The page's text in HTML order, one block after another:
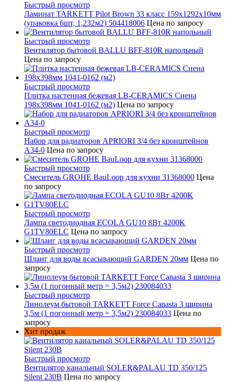
Быстрый просмотр
Ламинат TARKETT Pilot Brown 33 класс 159х1292х10мм
(упаковка 6шт, 1,232м2) 504418006 Цена по запросу
Быстрый просмотр
Вентилятор бытовой BALLU BFF-810R напольный
Цена по запросу
Быстрый просмотр
Плитка настенная бежевая LB-CERAMICS Сиена
198x398мм 1041-0162 (м2) Цена по запросу
Быстрый просмотр
Набор для радиаторов APRIORI 3/4 без кронштейнов
A34-0 Цена по запросу
Быстрый просмотр
Смеситель GROHE BauLoop для кухни 31368000 Цена
по запросу
Быстрый просмотр
Лампа светодиодная ECOLA GU10 8Вт 4200K
G1TV80ELC Цена по запросу
Быстрый просмотр
Шланг для воды всасывающий GARDEN 20мм Цена по
запросу
Быстрый просмотр
Линолеум бытовой TARKETT Force Canasta 3 ширина
3,5м (1 погонный метр = 3,5м2) 230084033 Цена по
запросу
Хит продаж
Быстрый просмотр
Вентилятор канальный SOLER&PALAU TD 350/125
Silent 230В Цена по запросу